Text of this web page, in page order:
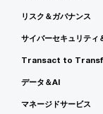
リスク＆ガバナンス
サイバーセキュリティ
Transact to
データ＆AI
マネージドサービス